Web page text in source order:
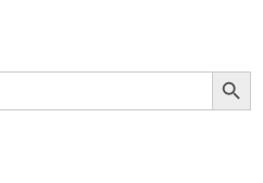
Search Button